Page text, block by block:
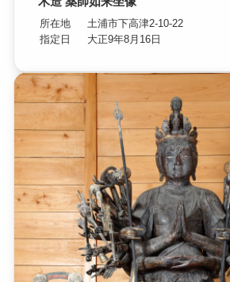
所在地
土浦市下高津2-10-22
指定日
大正9年8月16日